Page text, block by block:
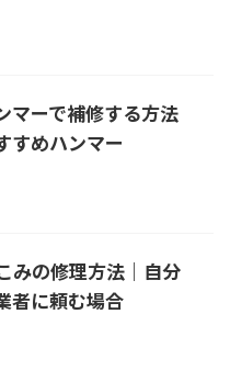
マーで補修する方法
すめハンマー
みの修理方法｜自分
者に頼む場合